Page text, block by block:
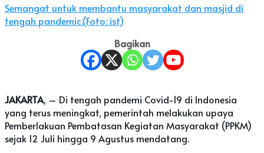
Semangat untuk membantu masyarakat dan masjid di
tengah pandemic.(Foto: ist)
Bagikan
JAKARTA, – Di tengah pandemi Covid-19 di Indonesia
yang terus meningkat, pemerintah melakukan upaya
Pemberlakuan Pembatasan Kegiatan Masyarakat (PPKM)
sejak 12 Juli hingga 9 Agustus mendatang.